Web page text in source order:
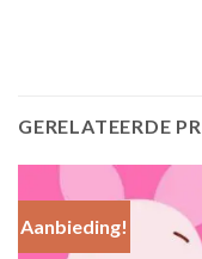
GERELATEERDE
Aanbieding!